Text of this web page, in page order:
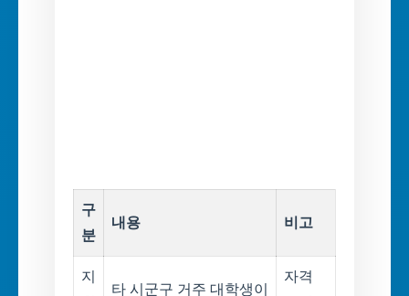
구
분
내용 비고
지
타 시군구 거주 대학생이
자격